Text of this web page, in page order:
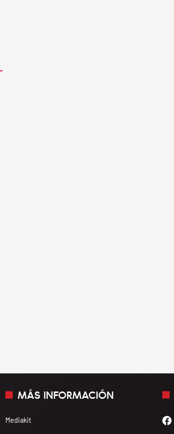
MÁS INFORMACIÓN
Mediakit